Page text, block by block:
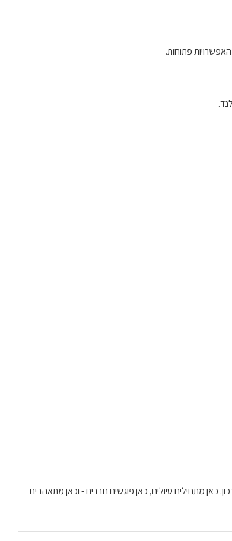
פתוחות.
כאן מתחילים טיולים, כאן פוגשים חברים - וכאן מתאהבים